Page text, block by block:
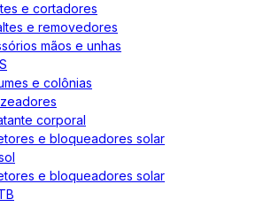
e cortadores
e removedores
mãos e unhas
e colônias
corporal
e bloqueadores solar
e bloqueadores solar